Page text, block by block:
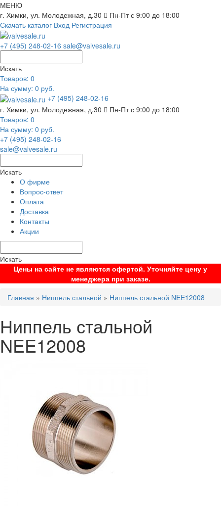
МЕНЮ
г. Химки, ул. Молодежная, д.30
Пн-Пт с 9:00 до 18:00
Скачать каталог Вход Регистрация
+7 (495) 248-02-16 sale@valvesale.ru
Искать
Товаров: 0
На сумму: 0 руб.
+7 (495) 248-02-16
г. Химки, ул. Молодежная, д.30
Пн-Пт с 9:00 до 18:00
Товаров: 0
На сумму: 0 руб.
+7 (495) 248-02-16
sale@valvesale.ru
Искать
О фирме
Вопрос-ответ
Оплата
Доставка
Контакты
Акции
Искать
Цены на сайте не являются офертой. Уточняйте цену у
менеджера при заказе.
Главная » Ниппель стальной » Ниппель стальной NEE12008
Ниппель стальной
NEE12008